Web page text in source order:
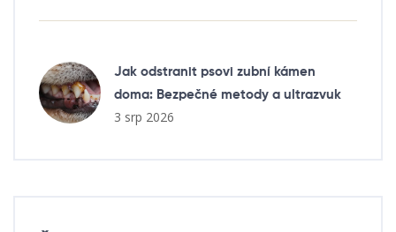
Jak odstranit psovi zubní kámen
doma: Bezpečné metody a ultrazvuk
3 srp 2026